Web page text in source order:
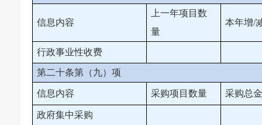
信息内容
上一年项目数
量
本年增/
行政事业性收费
第二十条第（九）项
信息内容 采购项目数量 采购总
政府集中采购